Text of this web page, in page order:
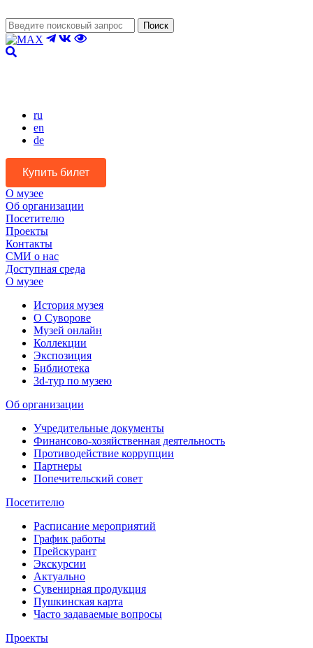
Поиск
ru
en
de
Купить билет
О музее
Об организации
Посетителю
Проекты
Контакты
СМИ о нас
Доступная среда
О музее
История музея
О Суворове
Музей онлайн
Коллекции
Экспозиция
Библиотека
3d-тур по музею
Об организации
Учредительные документы
Финансово-хозяйственная деятельность
Противодействие коррупции
Партнеры
Попечительский совет
Посетителю
Расписание мероприятий
График работы
Прейскурант
Экскурсии
Актуально
Сувенирная продукция
Пушкинская карта
Часто задаваемые вопросы
Проекты